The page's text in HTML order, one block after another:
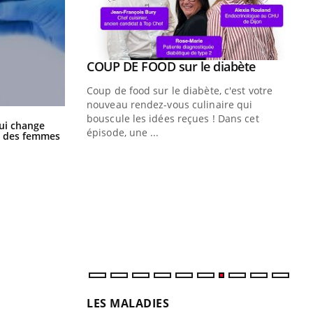
change
femmes
La sieste empêche-t-elle de dormir
la nuit ?
» pour
de bilan de
Youtube
COUP DE FOOD sur le diabèteYoutube
Coup de food sur le diabète, c'est votre
nouveau rendez-vous culinaire qui
bouscule les idées reçues ! Dans cet
épisode, une ...
LES MALADIES